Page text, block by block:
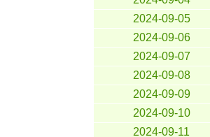
2024-09-05
2024-09-06
2024-09-07
2024-09-08
2024-09-09
2024-09-10
2024-09-11